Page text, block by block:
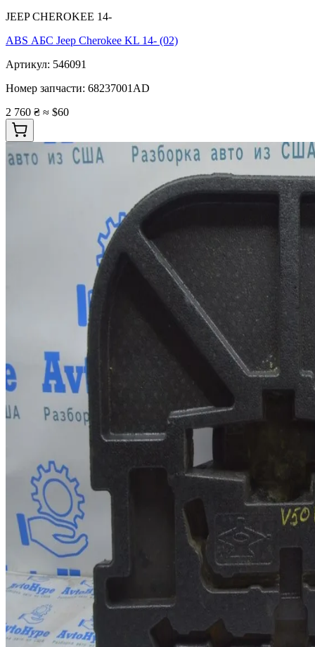
JEEP CHEROKEE 14-
ABS АБС Jeep Cherokee KL 14- (02)
Артикул: 546091
Номер запчасти: 68237001AD
2 760 ₴ ≈ $60